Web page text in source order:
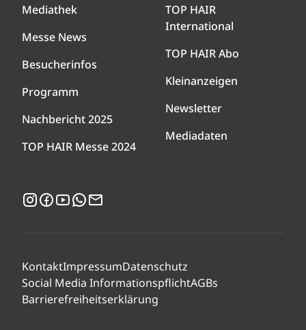
Mediathek
Messe News
Besucherinfos
Programm
Nachbericht 2025
TOP HAIR Messe 2024
TOP HAIR
International
TOP HAIR Abo
Kleinanzeigen
Newsletter
Mediadaten
Instagram
Facebook
YouTubeWhatsApp
KontaktImpressumDatenschutz
Social Media InformationspflichtAGBs
Barrierefreiheitserklärung